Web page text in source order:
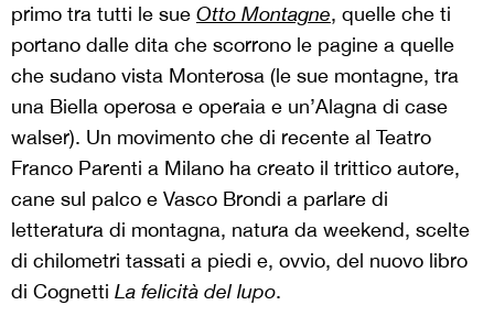
primo tra tutti le sue Otto Montagne, quelle che ti
portano dalle dita che scorrono le pagine a quelle
che sudano vista Monterosa (le sue montagne, tra
una Biella operosa e operaia e un’Alagna di case
walser). Un movimento che di recente al Teatro
Franco Parenti a Milano ha creato il trittico autore,
cane sul palco e Vasco Brondi a parlare di
letteratura di montagna, natura da weekend, scelte
di chilometri tassati a piedi e, ovvio, del nuovo libro
di Cognetti La felicità del lupo.